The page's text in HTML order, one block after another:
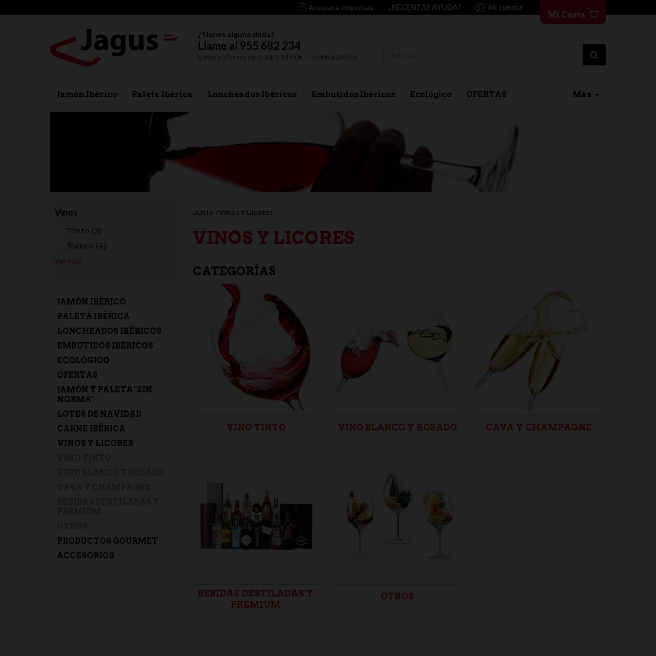
Acceso a empresas ¿NECESITAS AYUDA? Mi cuenta
Mi Cesta
¿Tienes alguna duda?
Llame al 955 682 234
Lunes a Viernes de 9:00h a 14:00h - 17:00h a 20:00h
Más
Jamón Ibérico Paleta Ibérica Loncheados Ibéricos Embutidos Ibéricos Ecológico OFERTAS
Vinos
Tinto (3)
Blanco (4)
Ver más
JAMÓN IBÉRICO
PALETA IBÉRICA
LONCHEADOS IBÉRICOS
EMBUTIDOS IBÉRICOS
ECOLÓGICO
OFERTAS
JAMÓN Y PALETA "SIN
NORMA"
LOTES DE NAVIDAD
CARNE IBÉRICA
VINOS Y LICORES
PRODUCTOS GOURMET
ACCESORIOS
Inicio Vinos y Licores
VINOS Y LICORES
CATEGORÍAS
VINO TINTO VINO BLANCO Y ROSADO CAVA Y CHAMPAGNE
BEBIDAS DESTILADAS Y
PREMIUM
OTROS